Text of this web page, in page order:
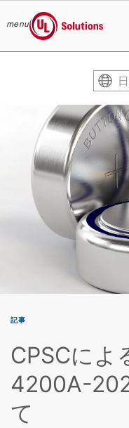
menu
UL Solutions
記事
CPSCによ
4200A-
て